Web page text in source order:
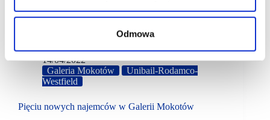
Odmowa
14/04/2022
Galeria Mokotów
Unibail-Rodamco-
Westfield
Pięciu nowych najemców w Galerii Mokotów